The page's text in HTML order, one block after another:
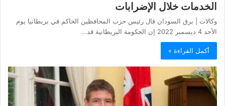
الخدمات خلال الإضرابات
وكالات | برق السودان قال رئيس حزب المحافظين الحاكم في بريطانيا يوم
الأحد 4 ديسمبر 2022 إن الحكومة البريطانية قد…
أكمل القراءة »